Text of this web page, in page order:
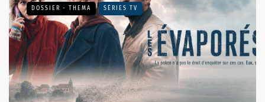
DOSSIER - THEMA SÉRIES TV